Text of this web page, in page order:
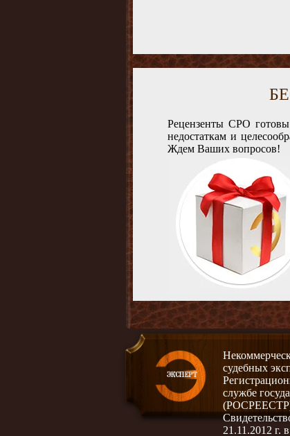
Рецензенты СРО готовы
недостаткам и
Ждем Ваших вопросов!
судебных
службе
21.11.2012 г.